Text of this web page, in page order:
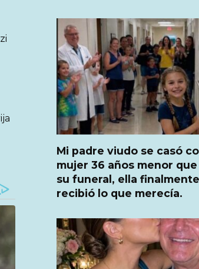
Mi padre viudo se casó
mujer 36 años menor
su funeral, ella finalmente
recibió lo que merecía.